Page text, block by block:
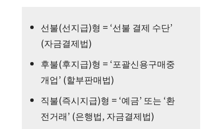
선불(선지급)형 = ‘선불 결제 수단’
(자금결제법)
후불(후지급)형 = ‘포괄신용구매중
개업’ (할부판매법)
직불(즉시지급)형 = ‘예금’ 또는 ‘환
전거래’ (은행법, 자금결제법)